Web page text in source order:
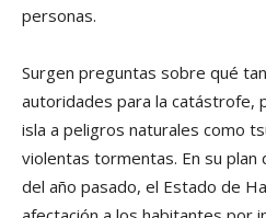
personas.
Surgen preguntas sobre qué
autoridades para la catástrofe,
isla a peligros naturales como
violentas tormentas. En su
del año pasado, el Estado de